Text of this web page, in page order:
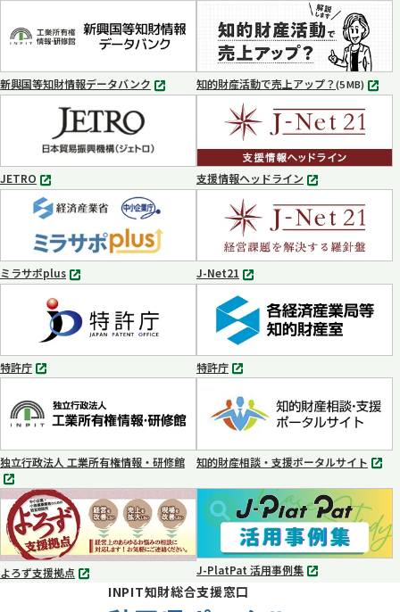
ブ
で
く
タ
ブ
で
開
く
新興国等知財情報データバンク
別
開
く
知的財産活動で売上アップ？(5 MB) MP4
JETRO
別
タ
ブ
で
開
く
支援情報ヘッドライン
別
タ
ブ
で
開
く
ミラサポplus
別
ブ
で
開
く
J-Net21
別
タ
ブ
で
開
く
特許庁
別
ブ
で
く
特許庁
別
ブ
で
開
く
独立行政法人 工業所有権情報・研修館
別
タ
ブ
で
知的財産相談・支援ポータルサイト
別
タ
開
く
よろず支援拠点
別
J-PlatPat 活用事例集
別
INPIT知財総合支援窓口